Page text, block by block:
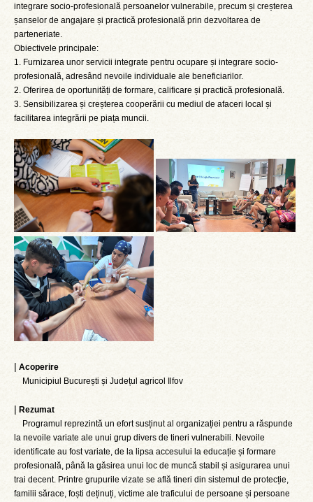
integrare socio-profesională persoanelor vulnerabile, precum și creșterea
șanselor de angajare și practică profesională prin dezvoltarea de
parteneriate.
Obiectivele principale:
1. Furnizarea unor servicii integrate pentru ocupare și integrare socio-
profesională, adresând nevoile individuale ale beneficiarilor.
2. Oferirea de oportunități de formare, calificare și practică profesională.
3. Sensibilizarea și creșterea cooperării cu mediul de afaceri local și
facilitarea integrării pe piața muncii.
| Acoperire
Municipiul București și Județul agricol Ilfov
| Rezumat
Programul reprezintă un efort susținut al organizației pentru a răspunde
la nevoile variate ale unui grup divers de tineri vulnerabili. Nevoile
identificate au fost variate, de la lipsa accesului la educație și formare
profesională, până la găsirea unui loc de muncă stabil și asigurarea unui
trai decent. Printre grupurile vizate se află tineri din sistemul de protecție,
familii sărace, foști deținuți, victime ale traficului de persoane și persoane